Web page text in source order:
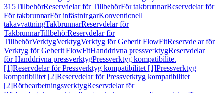
315TillbehörReservdelar för TillbehörFör takbrunnarReservdelar för
För takbrunnarFör infästningarKonventionell
takavvattningTakbrunnarReservdelar för
TakbrunnarTillbehörReservdelar för
TillbehörVerktygVerktygVerktyg för Geberit FlowFitReservdelar för
Verktyg för Geberit FlowFitHanddrivna pressverktygReservdelar
för Handdrivna pressverktygPressverktyg kompatibilitet
[1]Reservdelar för Pressverktyg kompatibilitet [1]Pressverktyg
kompatibilitet [2]Reservdelar för Pressverktyg kompatibilitet
[2]RörbearbetningsverktygReservdelar för